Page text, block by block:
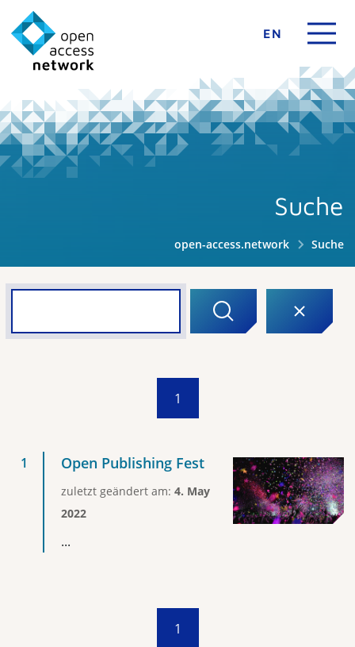
EN
Suche
open-access.network Suche
1
Open Publishing Fest
zuletzt geändert am: 4. May
2022
...
1